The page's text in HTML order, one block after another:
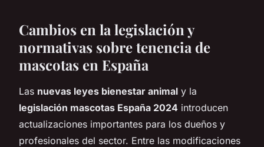
Cambios en la legislación y
normativas sobre tenencia de
mascotas en España
Las nuevas leyes bienestar animal y la
legislación mascotas España 2024 introducen
actualizaciones importantes para los dueños y
profesionales del sector. Entre las modificaciones